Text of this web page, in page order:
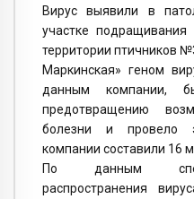
Вирус выявили в
участке
территории птичников
Маркинская» геном
данным компании,
предотвращению
болезни и провело
компании составили 16
По данным
распространения